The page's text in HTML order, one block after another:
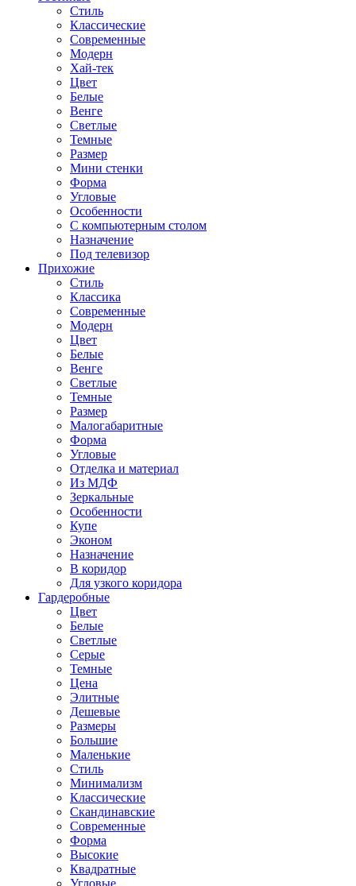
Стиль
Классические
Современные
Модерн
Хай-тек
Цвет
Белые
Венге
Светлые
Темные
Размер
Мини стенки
Форма
Угловые
Особенности
С компьютерным столом
Назначение
Под телевизор
Прихожие
Стиль
Классика
Современные
Модерн
Цвет
Белые
Венге
Светлые
Темные
Размер
Малогабаритные
Форма
Угловые
Отделка и материал
Из МДФ
Зеркальные
Особенности
Купе
Эконом
Назначение
В коридор
Для узкого коридора
Гардеробные
Цвет
Белые
Светлые
Серые
Темные
Цена
Элитные
Дешевые
Размеры
Большие
Маленькие
Стиль
Минимализм
Классические
Скандинавские
Современные
Форма
Высокие
Квадратные
Угловые